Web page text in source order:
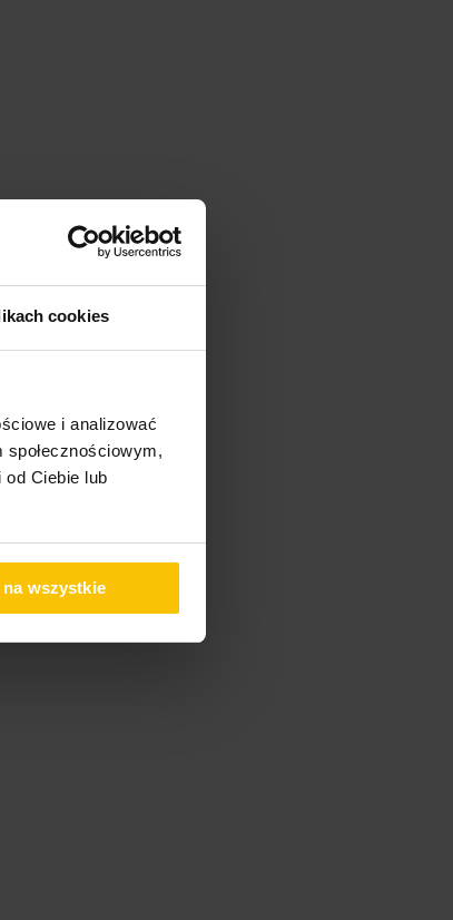
cookies
i analizować
Ciebie lub
wszystkie